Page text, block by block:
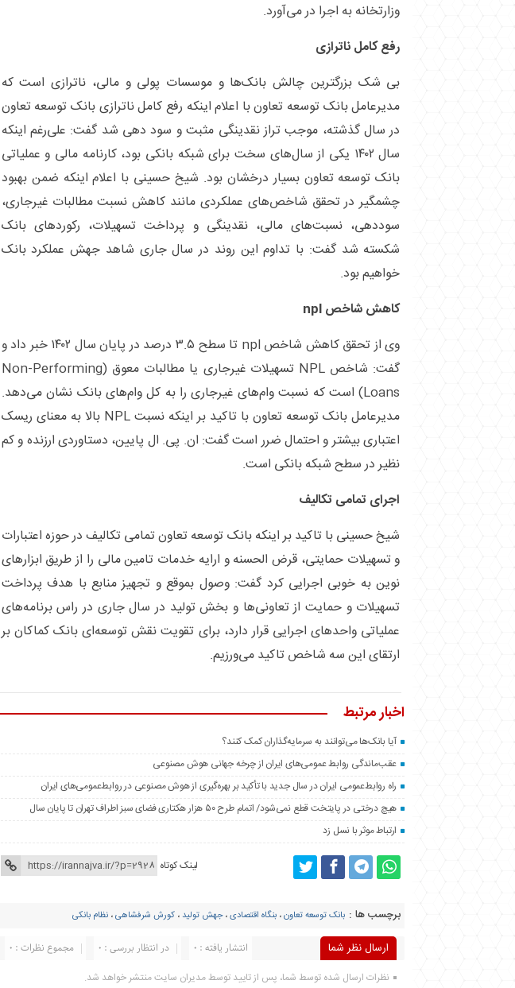
وزارتخانه به اجرا در می‌آورد.
رفع کامل ناترازی
بی شک بزرگترین چالش بانک‌ها و موسسات پولی و مالی، ناترازی است که
مدیرعامل بانک توسعه تعاون با اعلام اینکه رفع کامل ناترازی بانک توسعه تعاون
در سال گذشته، موجب تراز نقدینگی مثبت و سود دهی شد گفت: علی‌رغم اینکه
سال ۱۴۰۲ یکی از سال‌های سخت برای شبکه بانکی بود، کارنامه مالی و عملیاتی
بانک توسعه تعاون بسیار درخشان بود. شیخ حسینی با اعلام اینکه ضمن بهبود
چشمگیر در تحقق شاخص‌های عملکردی مانند کاهش نسبت مطالبات غیرجاری،
سوددهی، نسبت‌های مالی، نقدینگی و پرداخت تسهیلات، رکورد‌های بانک
شکسته شد گفت: با تداوم این روند در سال جاری شاهد جهش عملکرد بانک
خواهیم بود.
کاهش شاخص npl
وی از تحقق کاهش شاخص npl تا سطح ۳.۵ درصد در پایان سال ۱۴۰۲ خبر داد و
گفت: شاخص NPL تسهیلات غیرجاری یا مطالبات معوق (Non-Performing
Loans) است که نسبت وام‌های غیرجاری را به کل وام‌های بانک نشان می‌دهد.
مدیرعامل بانک توسعه تعاون با تاکید بر اینکه نسبت NPL بالا به معنای ریسک
اعتباری بیشتر و احتمال ضرر است گفت: ان. پی. ال پایین، دستاوردی ارزنده و کم
نظیر در سطح شبکه بانکی است.
اجرای تمامی تکالیف
شیخ حسینی با تاکید بر اینکه بانک توسعه تعاون تمامی تکالیف در حوزه اعتبارات
و تسهیلات حمایتی، قرض الحسنه و ارایه خدمات تامین مالی را از طریق ابزار‌های
نوین به خوبی اجرایی کرد گفت: وصول بموقع و تجهیز منابع با هدف پرداخت
تسهیلات و حمایت از تعاونی‌ها و بخش تولید در سال جاری در راس برنامه‌های
عملیاتی واحد‌های اجرایی قرار دارد، برای تقویت نقش توسعه‌ای بانک کماکان بر
ارتقای این سه شاخص تاکید می‌ورزیم.
اخبار مرتبط
آیا بانک‌ها می‌توانند به سرمایه‌گذاران کمک کنند؟
عقب‌ماندگی روابط عمومی‌های ایران از چرخه جهانی هوش مصنوعی
راه روابط‌عمومی ایران در سال جدید با تأکید بر بهره‌گیری از هوش مصنوعی در روابط‌عمومی‌های ایران
هیچ درختی در پایتخت قطع نمی‌شود/ اتمام طرح ۵۰ هزار هکتاری فضای سبز اطراف تهران تا پایان سال
ارتباط موثر با نسل زد
لینک کوتاه
برچسب ها : بانک توسعه تعاون، بنگاه اقتصادی،جهش تولید ، کورش شرفشاهی، نظام بانکی
ارسال نظر شما مجموع نظرات : 0 در انتظار بررسی : 0 انتشار یافته : 0
نظرات ارسال شده توسط شما، پس از تایید توسط مدیران سایت منتشر خواهد شد.